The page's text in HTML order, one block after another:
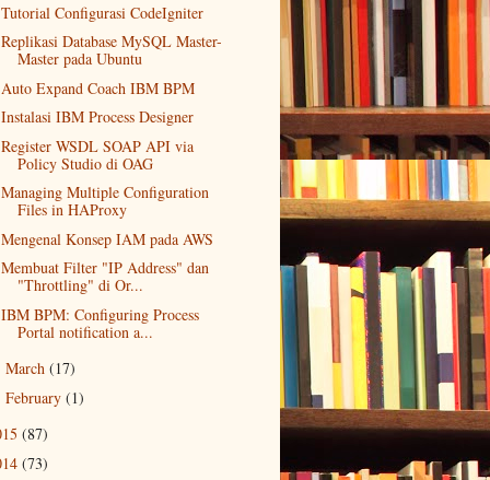
Tutorial Configurasi CodeIgniter
Replikasi Database MySQL Master-
Master pada Ubuntu
Auto Expand Coach IBM BPM
Instalasi IBM Process Designer
Register WSDL SOAP API via
Policy Studio di OAG
Managing Multiple Configuration
Files in HAProxy
Mengenal Konsep IAM pada AWS
Membuat Filter "IP Address" dan
"Throttling" di Or...
IBM BPM: Configuring Process
Portal notification a...
March (17)
February (1)
(87)
(73)